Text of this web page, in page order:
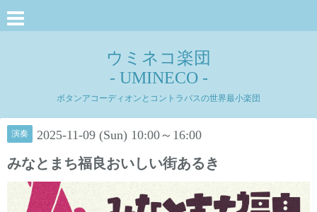
ウミネコ楽団
- UMINECO -
ボタンアコーディオンとコントラバスの世界最小楽団
演奏 2025-11-09 (Sun) 10:00～16:00
みなとまち福良おいしい街あるき